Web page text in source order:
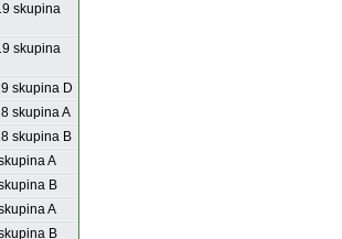
skupina
skupina
skupina D
skupina A
skupina B
A
B
A
B